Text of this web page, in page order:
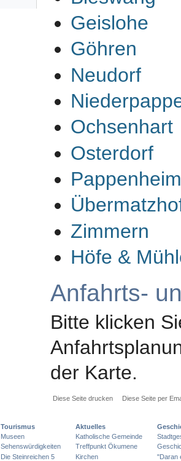
Geislohe
Göhren
Neudorf
Ochsenhart
Osterdorf
Zimmern
Höfe &
Anfahrts-
Bitte klicken
der Karte.
Diese Seite drucken Diese Seite per
Tourismus
Museen
Sehenswürdigkeiten
Die Steinreichen 5
Aktuelles
Katholische Gemeinde
Treffpunkt Ökumene
Kirchen
"Daran